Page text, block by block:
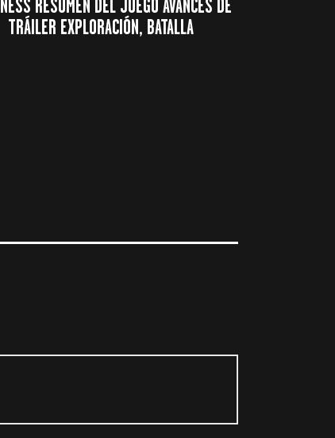
RESUMEN DEL JUEGO AVANCES DE
TRÁILER EXPLORACIÓN, BATALLA